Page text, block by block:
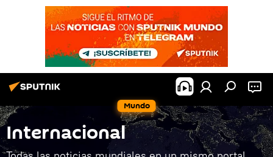
Mundo
Internacional